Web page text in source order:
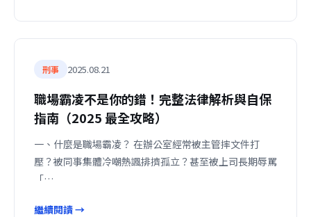
刑事 2025.08.21
職場霸凌不是你的錯！完整法律解析與自保
指南（2025 最全攻略）
一、什麼是職場霸凌？ 在辦公室經常被主管摔文件打
壓？被同事集體冷嘲熱諷排擠孤立？甚至被上司長期辱罵
「…
繼續閱讀 →